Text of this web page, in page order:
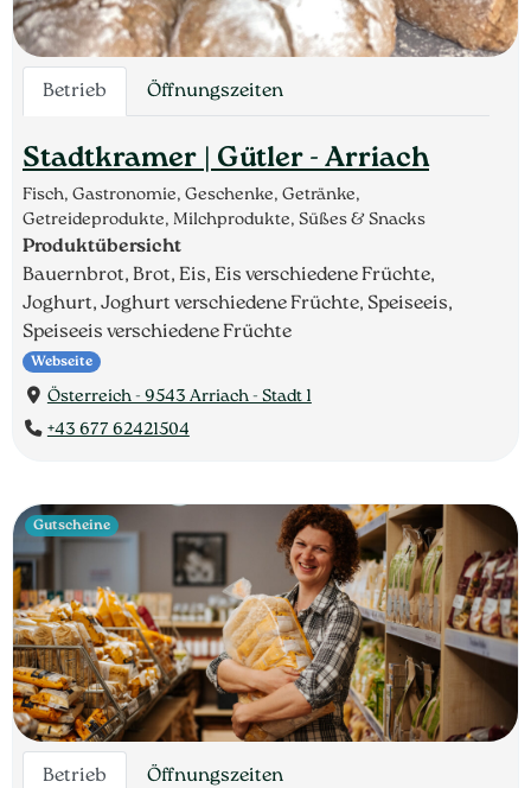
Betrieb Öffnungszeiten
Stadtkramer | Gütler - Arriach
Fisch, Gastronomie, Geschenke, Getränke,
Getreideprodukte, Milchprodukte, Süßes & Snacks
Produktübersicht
Bauernbrot, Brot, Eis, Eis verschiedene Früchte,
Joghurt, Joghurt verschiedene Früchte, Speiseeis,
Speiseeis verschiedene Früchte
Webseite
Österreich - 9543 Arriach - Stadt 1
+43 677 62421504
Betrieb Öffnungszeiten
Gutscheine